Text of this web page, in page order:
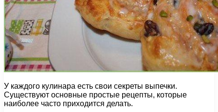
У каждого кулинара есть свои секреты выпечки.
Существуют основные простые рецепты, которые
наиболее часто приходится делать.